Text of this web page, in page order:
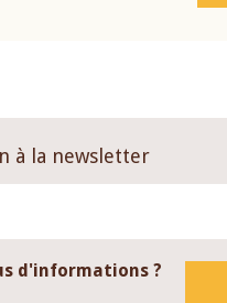
à la newsletter
d'informations ?